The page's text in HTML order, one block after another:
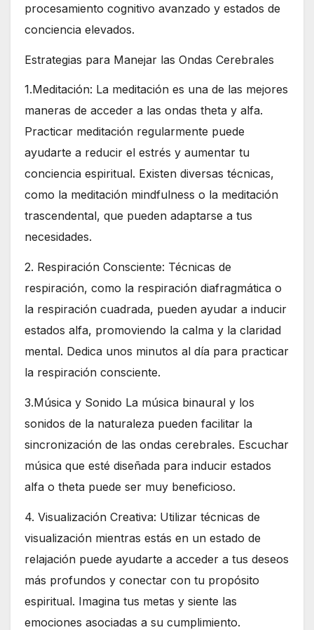
procesamiento cognitivo avanzado y estados de
conciencia elevados.
Estrategias para Manejar las Ondas Cerebrales
1.Meditación: La meditación es una de las mejores
maneras de acceder a las ondas theta y alfa.
Practicar meditación regularmente puede
ayudarte a reducir el estrés y aumentar tu
conciencia espiritual. Existen diversas técnicas,
como la meditación mindfulness o la meditación
trascendental, que pueden adaptarse a tus
necesidades.
2. Respiración Consciente: Técnicas de
respiración, como la respiración diafragmática o
la respiración cuadrada, pueden ayudar a inducir
estados alfa, promoviendo la calma y la claridad
mental. Dedica unos minutos al día para practicar
la respiración consciente.
3.Música y Sonido La música binaural y los
sonidos de la naturaleza pueden facilitar la
sincronización de las ondas cerebrales. Escuchar
música que esté diseñada para inducir estados
alfa o theta puede ser muy beneficioso.
4. Visualización Creativa: Utilizar técnicas de
visualización mientras estás en un estado de
relajación puede ayudarte a acceder a tus deseos
más profundos y conectar con tu propósito
espiritual. Imagina tus metas y siente las
emociones asociadas a su cumplimiento.